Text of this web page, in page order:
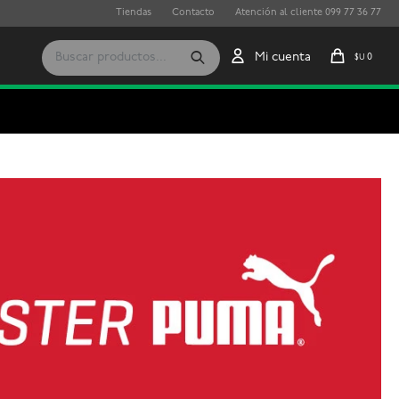
$U 0
Tiendas Contacto Atención al cliente 099 77 36 77